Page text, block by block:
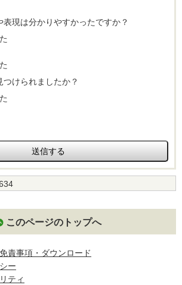
表現は分かりやすかったですか？
つけられましたか？
このページのトップへ
責事項・ダウンロード
ー
ティ